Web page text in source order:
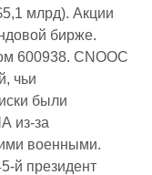
млрд). Акции
бирже.
600938. CNOOC
чьи
были
из-за
военными.
й президент